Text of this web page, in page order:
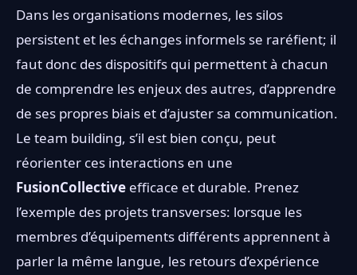
Dans les organisations modernes, les silos
persistent et les échanges informels se raréfient; il
faut donc des dispositifs qui permettent à chacun
de comprendre les enjeux des autres, d’apprendre
de ses propres biais et d’ajuster sa communication.
Le team building, s’il est bien conçu, peut
réorienter ces interactions en une
FusionCollective efficace et durable. Prenez
l’exemple des projets transverses: lorsque les
membres d’équipements différents apprennent à
parler la même langue, les retours d’expérience